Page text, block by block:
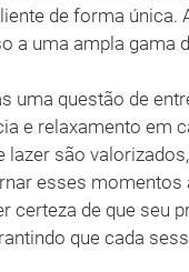
de forma única.
a uma ampla gama
uma questão de
e relaxamento em
são
esses momentos
certeza de que seu
que cada